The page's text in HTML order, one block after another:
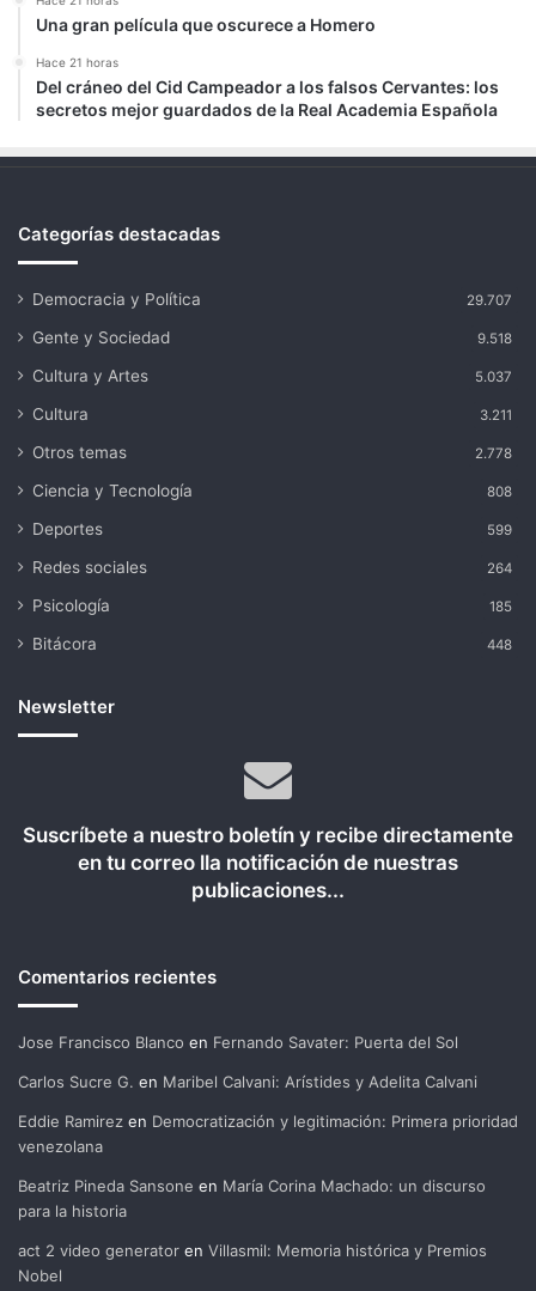
Una gran película que oscurece a Homero
Hace 21 horas
Del cráneo del Cid Campeador a los falsos Cervantes: los
secretos mejor guardados de la Real Academia Española
Categorías destacadas
Democracia y Política 29.707
Gente y Sociedad 9.518
Cultura y Artes 5.037
Cultura 3.211
Otros temas 2.778
Ciencia y Tecnología 808
Deportes 599
Redes sociales 264
Psicología 185
Bitácora 448
Newsletter
Suscríbete a nuestro boletín y recibe directamente
en tu correo lla notificación de nuestras
publicaciones...
Comentarios recientes
Jose Francisco Blanco en Fernando Savater: Puerta del Sol
Carlos Sucre G. en Maribel Calvani: Arístides y Adelita Calvani
Eddie Ramirez en Democratización y legitimación: Primera prioridad
venezolana
Beatriz Pineda Sansone en María Corina Machado: un discurso
para la historia
act 2 video generator en Villasmil: Memoria histórica y Premios
Nobel